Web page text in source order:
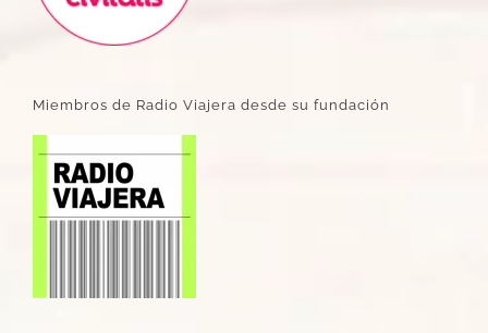
Miembros de Radio Viajera desde su fundación